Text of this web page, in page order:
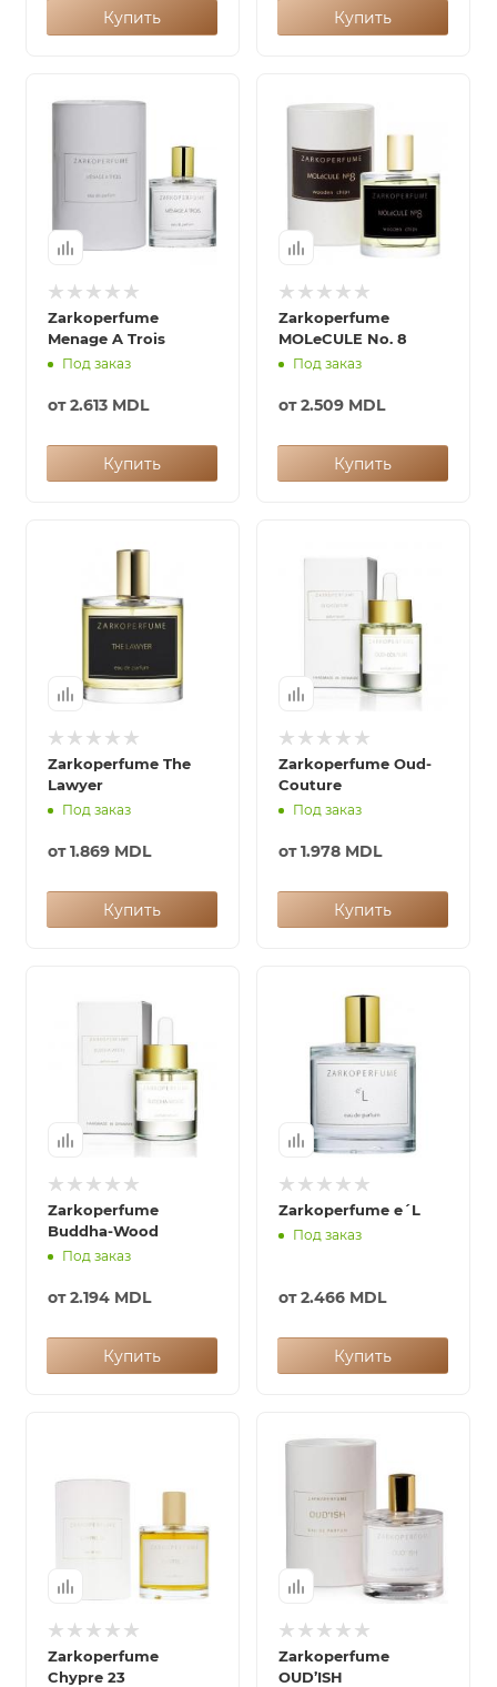
Купить Купить
Zarkoperfume
Menage A Trois
Под заказ
от2.613 MDL
Купить
Zarkoperfume
MOLeCULE No. 8
Под заказ
от2.509 MDL
Купить
Zarkoperfume The
Lawyer
Под заказ
от1.869 MDL
Купить
Zarkoperfume Oud-
Couture
Под заказ
от1.978 MDL
Купить
Zarkoperfume
Buddha-Wood
Под заказ
от2.194 MDL
Купить
Zarkoperfume e´L
Под заказ
от2.466 MDL
Купить
Zarkoperfume
Chypre 23
Zarkoperfume
OUD’ISH